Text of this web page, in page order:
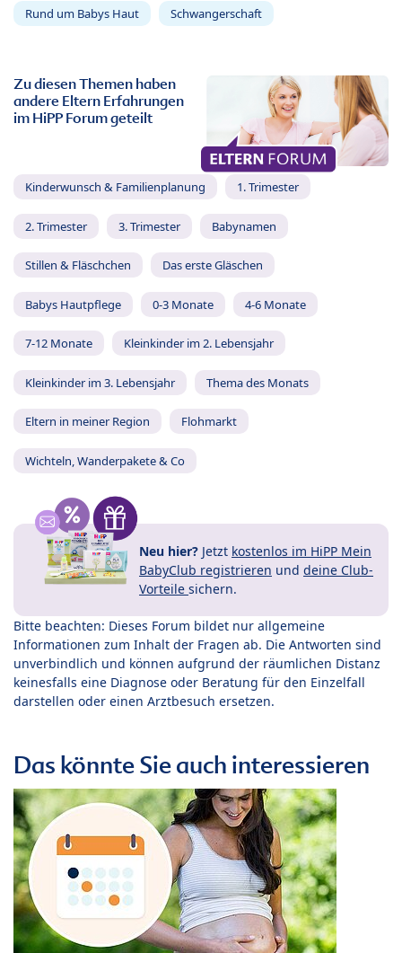
Rund um Babys Haut Schwangerschaft
Zu diesen Themen haben
andere Eltern Erfahrungen
im HiPP Forum geteilt
Kinderwunsch & Familienplanung 1. Trimester
2. Trimester 3. Trimester Babynamen
Stillen & Fläschchen Das erste Gläschen
Babys Hautpflege 0-3 Monate 4-6 Monate
7-12 Monate Kleinkinder im 2. Lebensjahr
Kleinkinder im 3. Lebensjahr Thema des Monats
Eltern in meiner Region Flohmarkt
Wichteln, Wanderpakete & Co
Neu hier? Jetzt kostenlos im HiPP Mein
BabyClub registrieren und deine Club-
Vorteile sichern.
Bitte beachten: Dieses Forum bildet nur allgemeine
Informationen zum Inhalt der Fragen ab. Die Antworten sind
unverbindlich und können aufgrund der räumlichen Distanz
keinesfalls eine Diagnose oder Beratung für den Einzelfall
darstellen oder einen Arztbesuch ersetzen.
Das könnte Sie auch interessieren